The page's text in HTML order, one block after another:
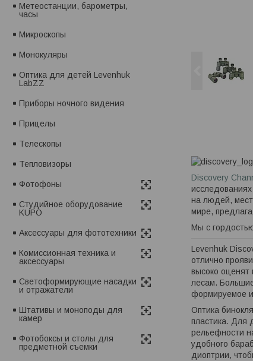
Discovery
на людей,
мире,
Мы с
Levenhuk
отлично
высоко
лесам.
формируемое
Оптика
пластика. Для
рельефности
удобного
диоптрии,
Метеостанции, барометры,
часы
Микроскопы
Монокуляры
Оптика для детей Levenhuk
LabZZ
Приборы ночного видения
Прицелы
Телескопы
Тепловизоры
Фотофоны
Студийное оборудование
KUPO
Аксессуары для фототехники
Комиссионная техника и
аксессуары
Светоформирующие насадки
и отражатели
Штативы и моноподы для
камер
Фотобоксы и столы для
предметной съемки